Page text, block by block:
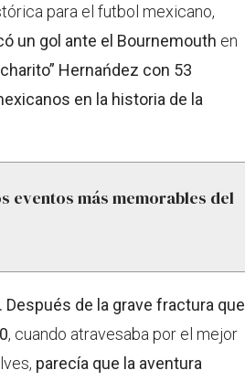
para el futbol mexicano,
un gol ante el Bournemouth en
Hernańdez con 53
en la historia de la
eventos más memorables del
Después de la grave fractura que
, cuando atravesaba por el mejor
parecía que la aventura